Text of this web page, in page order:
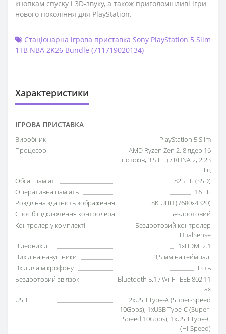
кнопкам спуску і 3D-звуку, а також приголомшливі ігри
нового покоління для PlayStation.
Стаціонарна ігрова приставка Sony PlayStation 5 Slim
1TB NBA 2K26 Bundle (711719020134)
Характеристики
IГРОВА ПРИСТАВКА
Виробник
PlayStation 5 Slim
Процесор
AMD Ryzen Zen 2, 8 ядер 16
потоків, 3.5 ГГц / RDNA 2, 2.23
ГГц
Обсяг пам'яті
825 ГБ (SSD)
Оперативна пам'ять
16 ГБ
Роздільна здатність зображення
8K UHD (7680x4320)
Спосіб підключення контролера
Бездротовий
Контролер у комплекті
Бездротовий контролер
DualSense
Відеовихід
1xHDMI 2.1
Вихід на навушники
3,5 мм на геймпаді
Вхід для мікрофону
Есть
Бездротовий зв'язок
Bluetooth 5.1 / Wi-Fi IEEE 802.11
ax
USB
2xUSB Type-A (Super-Speed
10Gbps), 1xUSB Type-C (Super-
Speed 10Gbps), 1xUSB Type-C
(Hi-Speed)